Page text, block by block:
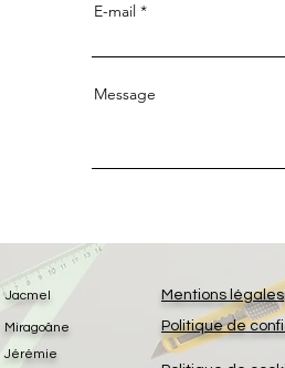
E-mail
Message
Jacmel
Jérémie
Miragoâne
Mentions légales
Politique de